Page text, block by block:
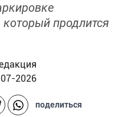
продлится
поделиться
2026